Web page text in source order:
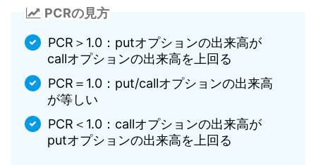
PCRの見方
PCR＞1.0：putオプションの出来高が
callオプションの出来高を上回る
PCR＝1.0：put/callオプションの出来高
が等しい
PCR＜1.0：callオプションの出来高が
putオプションの出来高を上回る